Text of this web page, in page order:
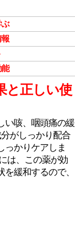
ぶ
報
能
正しい使
咳、咽頭痛の緩
がしっかり配合
っかりケアしま
は、この薬が効
緩和するので、